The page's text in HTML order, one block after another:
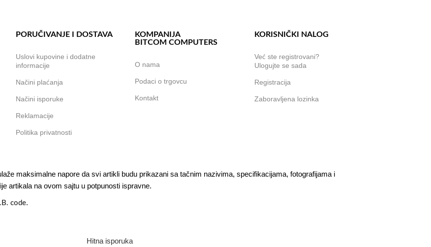
PORUČIVANJE I DOSTAVA
Uslovi kupovine i dodatne
informacije
Načini plaćanja
Načini isporuke
Reklamacije
Politika privatnosti
KOMPANIJA
BITCOM COMPUTERS
O nama
Podaci o trgovcu
Kontakt
KORISNIČKI NALOG
Već ste registrovani?
Ulogujte se sada
Registracija
Zaboravljena lozinka
maksimalne napore da svi artikli budu prikazani sa tačnim nazivima, specifikacijama, fotografijama i
artikala na ovom sajtu u potpunosti ispravne.
code.
Hitna isporuka